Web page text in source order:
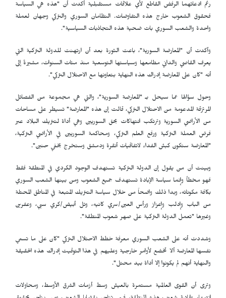
رغم ادعائهما الرفض القاطع لأي علاقات مستقبلية أكدت أن "هذه هي السياسة
فحقوق الشعوب خارج هذه التفاوضات. النظامان السوري والتركي وجهان لعملة
واحدة والشعب السوري بات ضحية هذه التجاذبات السياسية".
وأكدت أن "المعارضة السورية"، باعت الثورة بعد أن ارتهنت للدولة التركية التي
يعرف القاصي والداني مطامعها وسياستها التوسعية منذ مئات السنوات، مشيرةً إلى
أنه "كان على المعارضة إدراك هذه النهاية بتعاونها مع الاحتلال التركي".
وحول سؤالها عما سيحل بـ "المعارضة السورية"، والتي هي مجموعة من الفصائل
المرتزقة المدعومة من الاحتلال التركي، قالت إن هذه "المعارضة" تسيطر على مساحات
من الأراضي السورية وترتكب انتهاكات بحق السوريين وهي أداة لتتريك البلاد عبر
فرض العملة التركية ورفع العلم التركي، ومحاكمة السوريين في الأراضي التركية،
"المعارضة ستكون كبش الفداء لاتفاقيات أنقرة ودمشق وستخرج بخفي حنين".
وبينت أن من يقول إن الدولة التركية تستهدف الوجود الكردي في المنطقة فقط
فهو مخطأ وإنما سياسة الإبادة تستهدف جميع الشعوب ومن بينها الشعب السوري
بكافة مكوناته، وبدا ذلك واضحاً من خلال سياسة التتريك المتبعة في المناطق المحتلة
من الباب وإدلب وإعزاز ورأس العين/سري كانيه، وتل أبيض/كري سبي، وعفرين
وغيرها "تعمل الدولة التركية على صهر شعوب المنطقة".
وشددت أنه على الشعب السوري معرفة خطط الاحتلال التركي "كان على ما تسمي
نفسها المعارضة ألا تخضع لأوامر خارجية وعليهم في هذا التوقيت إدراك هذه الحقيقة
والنهاية أنهم لم يكونوا إلا أداة بيد محتل".
وترى أن القوى العالمية مستمرة بالعيش وسط أزمات الشرق الأوسط، ومحاولات